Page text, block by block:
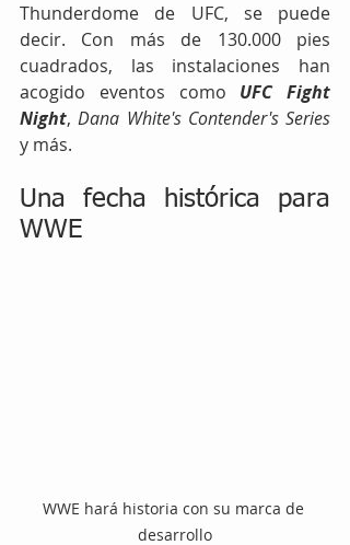
Thunderdome de UFC, se puede
decir. Con más de 130.000 pies
cuadrados, las instalaciones han
acogido eventos como UFC Fight
Night, Dana White's Contender's Series
y más.
Una fecha histórica para
WWE
WWE hará historia con su marca de
desarrollo